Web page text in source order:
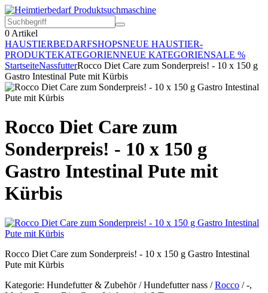
0 Artikel
HAUSTIERBEDARFSHOPSNEUE HAUSTIER-
PRODUKTEKATEGORIENNEUE KATEGORIENSALE %
StartseiteNassfutterRocco Diet Care zum Sonderpreis! - 10 x 150 g
Gastro Intestinal Pute mit Kürbis
Rocco Diet Care zum
Sonderpreis! - 10 x 150 g
Gastro Intestinal Pute mit
Kürbis
Rocco Diet Care zum Sonderpreis! - 10 x 150 g Gastro Intestinal
Pute mit Kürbis
Kategorie: Hundefutter & Zubehör / Hundefutter nass /Rocco / -,